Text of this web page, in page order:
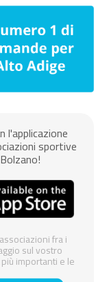
sportive
fra i
sul vostro
importanti e le